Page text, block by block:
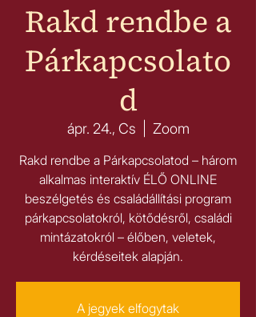
Rakd rendbe a
Párkapcsolato
d
ápr. 24., Cs Zoom
Rakd rendbe a Párkapcsolatod – három
alkalmas interaktív ÉLŐ ONLINE
beszélgetés és családállítási program
párkapcsolatokról, kötődésről, családi
mintázatokról – élőben, veletek,
kérdéseitek alapján.
A jegyek elfogytak